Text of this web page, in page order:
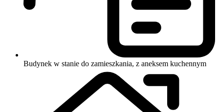
Budynek w stanie do zamieszkania, z aneksem kuchennym